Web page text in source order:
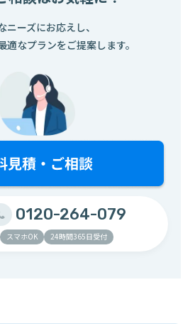
ニーズにお応えし、
適なプランをご提案します。
0120-264-079
スマホOK 24時間365日受付